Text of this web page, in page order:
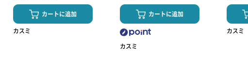
カートに追加
カスミ
カートに追加
カスミ
カスミ